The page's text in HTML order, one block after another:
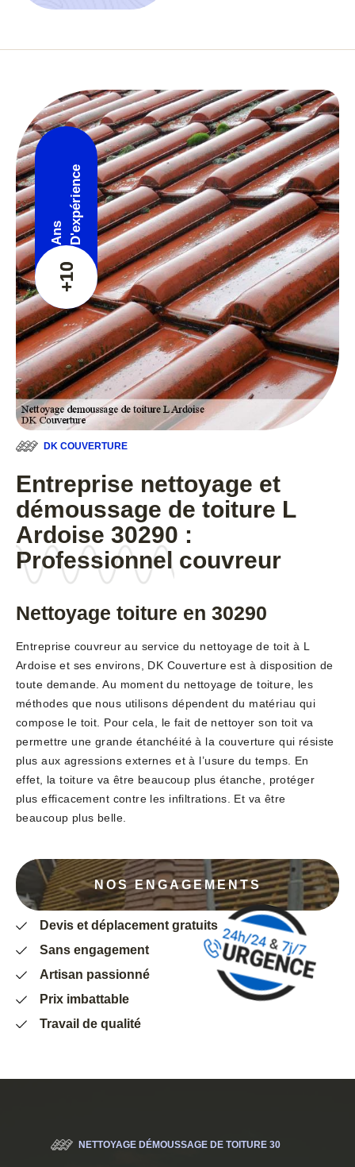
+10
Ans D'expérience
DK COUVERTURE
Entreprise nettoyage et
démoussage de toiture L
Ardoise 30290 :
Professionnel couvreur
Nettoyage toiture en 30290
Entreprise couvreur au service du nettoyage de toit à L
Ardoise et ses environs, DK Couverture est à disposition de
toute demande. Au moment du nettoyage de toiture, les
méthodes que nous utilisons dépendent du matériau qui
compose le toit. Pour cela, le fait de nettoyer son toit va
permettre une grande étanchéité à la couverture qui résiste
plus aux agressions externes et à l’usure du temps. En
effet, la toiture va être beaucoup plus étanche, protéger
plus efficacement contre les infiltrations. Et va être
beaucoup plus belle.
NOS ENGAGEMENTS
Devis et déplacement gratuits
Sans engagement
Artisan passionné
Prix imbattable
Travail de qualité
NETTOYAGE DÉMOUSSAGE DE TOITURE 30